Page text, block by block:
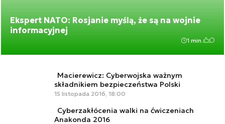
Ekspert NATO: Rosjanie myślą, że są na wojnie
informacyjnej
1 min.
Macierewicz: Cyberwojska ważnym
składnikiem bezpieczeństwa Polski
15 listopada 2016, 18:00
Cyberzakłócenia walki na ćwiczeniach
Anakonda 2016